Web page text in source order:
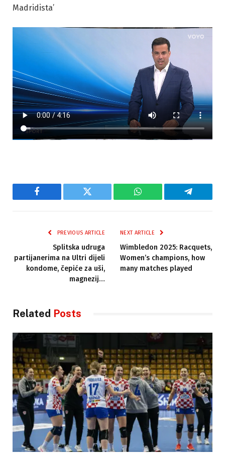
Madridista’
Facebook Twitter WhatsApp Telegram
PREVIOUS ARTICLE
Splitska udruga
partijanerima na Ultri dijeli
kondome, čepiće za uši,
magnezij…
NEXT ARTICLE
Wimbledon 2025: Racquets,
Women’s champions, how
many matches played
Related Posts